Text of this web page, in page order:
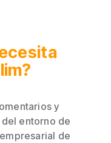
y
entorno de
de